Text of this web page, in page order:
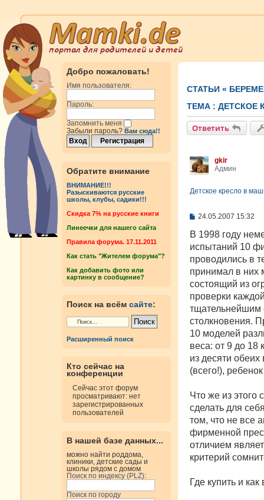
Добро пожаловать!
Имя пользователя:
Пароль:
Запомнить меня
Забыли пароль? Вам сюда!!
Обратите внимание
ВНИМАНИЕ!!!
Разыскиваются русские
школы, клубы, садики!!!
Cкидка 7% на русские книги
Линеечки для нашего сайта
Правила форума. 17.11.2011
Как стать "Жителем форума"?
Как добавить фото или
картинку в сообщение?
Поиск на всём сайте:
Расширенный поиск
Кто сейчас на
конференции
Сейчас этот форум
просматривают: нет
зарегистрированных
пользователей
В нашей базе данных...
можно найти роддома,
клиники, детские сады и
школы рядом с домом
Поиск по индексу (PLZ):
Поиск по городу
СТАТЬИ «
ТЕМА : ДЕТСКОЕ
Ответить
gkir
Админ
Детское кресло в
С
о
щ
е
н
и
е
24.05.2007 15:32
В 1998 году
испытаний 10
проводились в
принимал в них
состоящий из
проверки
тщательнейшим
столкновения.
10 моделей
веса: от 9 до 18
из десяти
(всего!),
Что же из этого
сделать для
том, что не все
фирменной
отличием
критерий
Где купить и